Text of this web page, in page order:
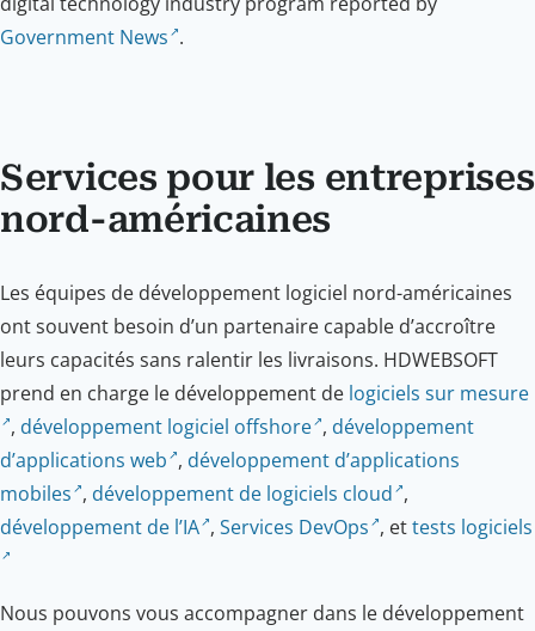
Government News .
Services pour les entreprises
nord-américaines
Les équipes de développement logiciel nord-américaines
ont souvent besoin d’un partenaire capable d’accroître
leurs capacités sans ralentir les livraisons. HDWEBSOFT
prend en charge le développement de logiciels sur mesure
, développement logiciel offshore , développement
d’applications web , développement d’applications
mobiles , développement de logiciels cloud ,
développement de l’IA ,Services DevOps , ettests logiciels
Nous pouvons vous accompagner dans le développement